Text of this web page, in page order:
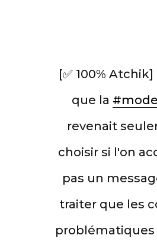
[✅ 100%
que la
revenait
choisir si l'on
pas un
traiter que les
problématiques